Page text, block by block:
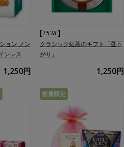
ョン ノン
ンレス
1,250円
[F538 ]
クラシック紅茶のギフト「昼下
がり」
1,250円
数量限定